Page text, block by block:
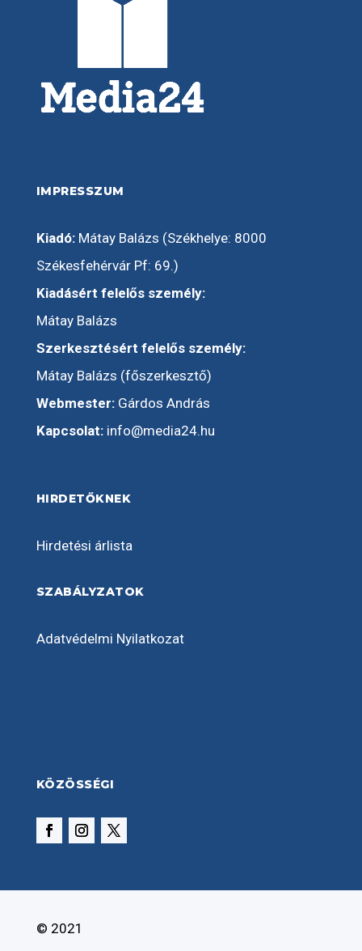
IMPRESSZUM
Kiadó:Mátay Balázs (Székhelye: 8000
Székesfehérvár Pf: 69.)
Kiadásért felelős személy:
Mátay Balázs
Szerkesztésért felelős személy:
Mátay Balázs (főszerkesztő)
Webmester:Gárdos András
Kapcsolat: info@media24.hu
HIRDETŐKNEK
Hirdetési árlista
SZABÁLYZATOK
Adatvédelmi Nyilatkozat
KÖZÖSSÉGI
© 2021